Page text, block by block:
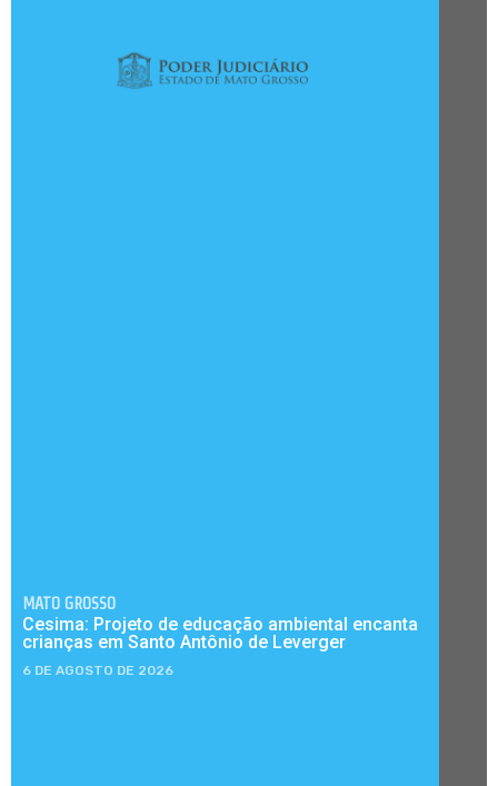
MATO GROSSO
Cesima: Projeto de educação ambiental encanta
crianças em Santo Antônio de Leverger
6 DE AGOSTO DE 2026